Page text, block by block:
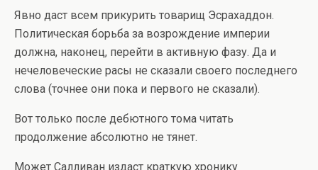
Явно даст всем прикурить товарищ Эсрахаддон.
Политическая борьба за возрождение империи
должна, наконец, перейти в активную фазу. Да и
нечеловеческие расы не сказали своего последнего
слова (точнее они пока и первого не сказали).
Вот только после дебютного тома читать
продолжение абсолютно не тянет.
Может Салливан издаст краткую хронику